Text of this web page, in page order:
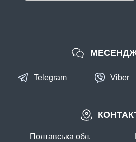
24 грн
Полтавська обл.
Telegram Viber